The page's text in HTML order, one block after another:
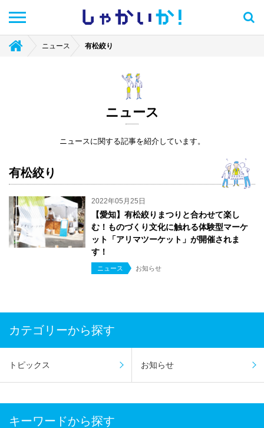
しゃかい か！
ニュース 有松絞り
ニュース
ニュースに関する記事を紹介しています。
有松絞り
2022年05月25日
【愛知】有松絞りまつりと合わせて楽し
む！ものづくり文化に触れる体験型マーケ
ット「アリマツーケット」が開催されま
す！
ニュース お知らせ
カテゴリーから探す
トピックス お知らせ
キーワードから探す